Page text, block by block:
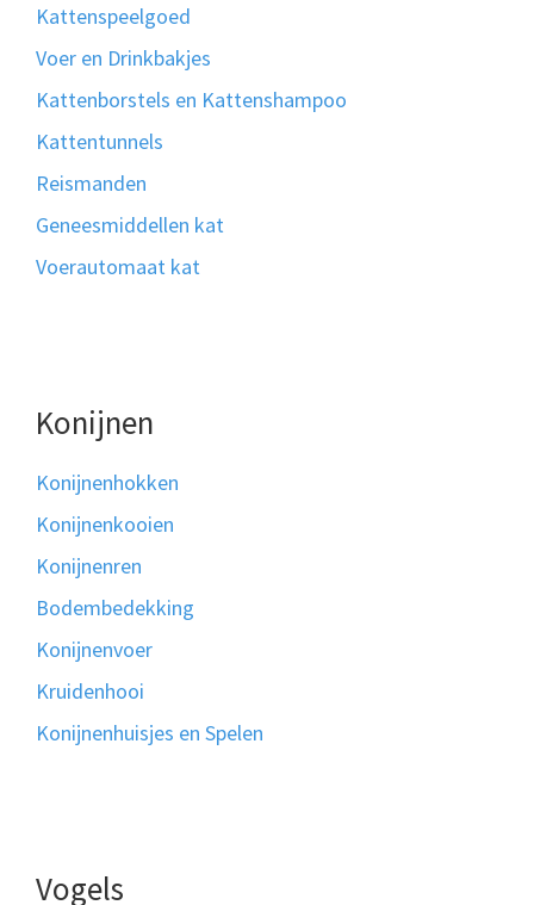
Kattenspeelgoed
Voer en Drinkbakjes
Kattenborstels en Kattenshampoo
Kattentunnels
Reismanden
Geneesmiddellen kat
Voerautomaat kat
Konijnen
Konijnenhokken
Konijnenkooien
Konijnenren
Bodembedekking
Konijnenvoer
Kruidenhooi
Konijnenhuisjes en Spelen
Vogels